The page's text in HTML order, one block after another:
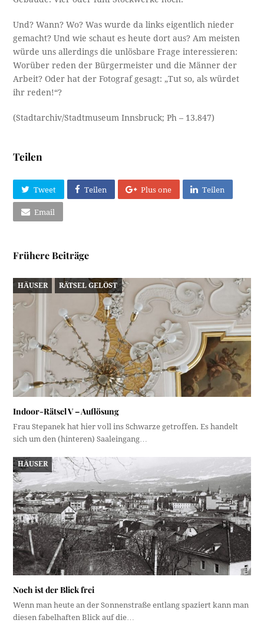
Und? Wann? Wo? Was wurde da links eigentlich nieder
gemacht? Und wie schaut es heute dort aus? Am meisten
würde uns allerdings die unlösbare Frage interessieren:
Worüber reden der Bürgermeister und die Männer der
Arbeit? Oder hat der Fotograf gesagt: „Tut so, als würdet
ihr reden!“?
(Stadtarchiv/Stadtmuseum Innsbruck; Ph – 13.847)
Teilen
Tweet Teilen Plus one Teilen
Email
Frühere Beiträge
HÄUSER RÄTSEL GELÖST
Indoor-Rätsel V – Auflösung
Frau Stepanek hat hier voll ins Schwarze getroffen. Es handelt
sich um den (hinteren) Saaleingang…
HÄUSER
Noch ist der Blick frei
Wenn man heute an der Sonnenstraße entlang spaziert kann man
diesen fabelhaften Blick auf die…